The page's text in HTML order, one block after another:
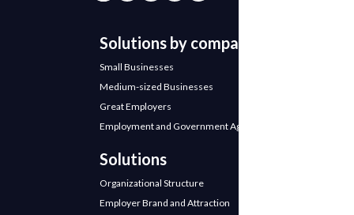
Solutions by company
Small Businesses
Medium-sized Businesses
Great Employers
Employment and Government Agencies
Solutions
Organizational Structure
Employer Brand and Attraction